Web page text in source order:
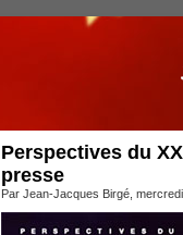
Perspectives du
presse
Par Jean-Jacques Birgé,